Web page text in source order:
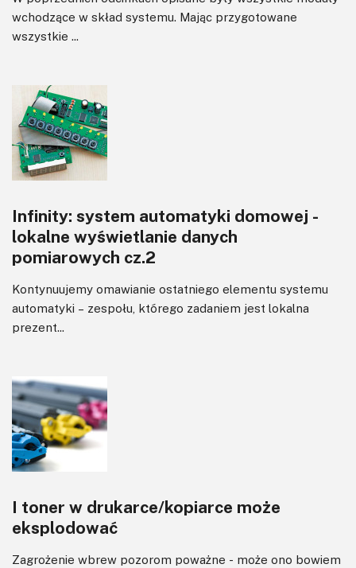
wchodzące w skład systemu. Mając przygotowane
wszystkie ...
Infinity: system automatyki domowej -
lokalne wyświetlanie danych
pomiarowych cz.2
Kontynuujemy omawianie ostatniego elementu systemu
automatyki – zespołu, którego zadaniem jest lokalna
prezent...
I toner w drukarce/kopiarce może
eksplodować
Zagrożenie wbrew pozorom poważne - może ono bowiem